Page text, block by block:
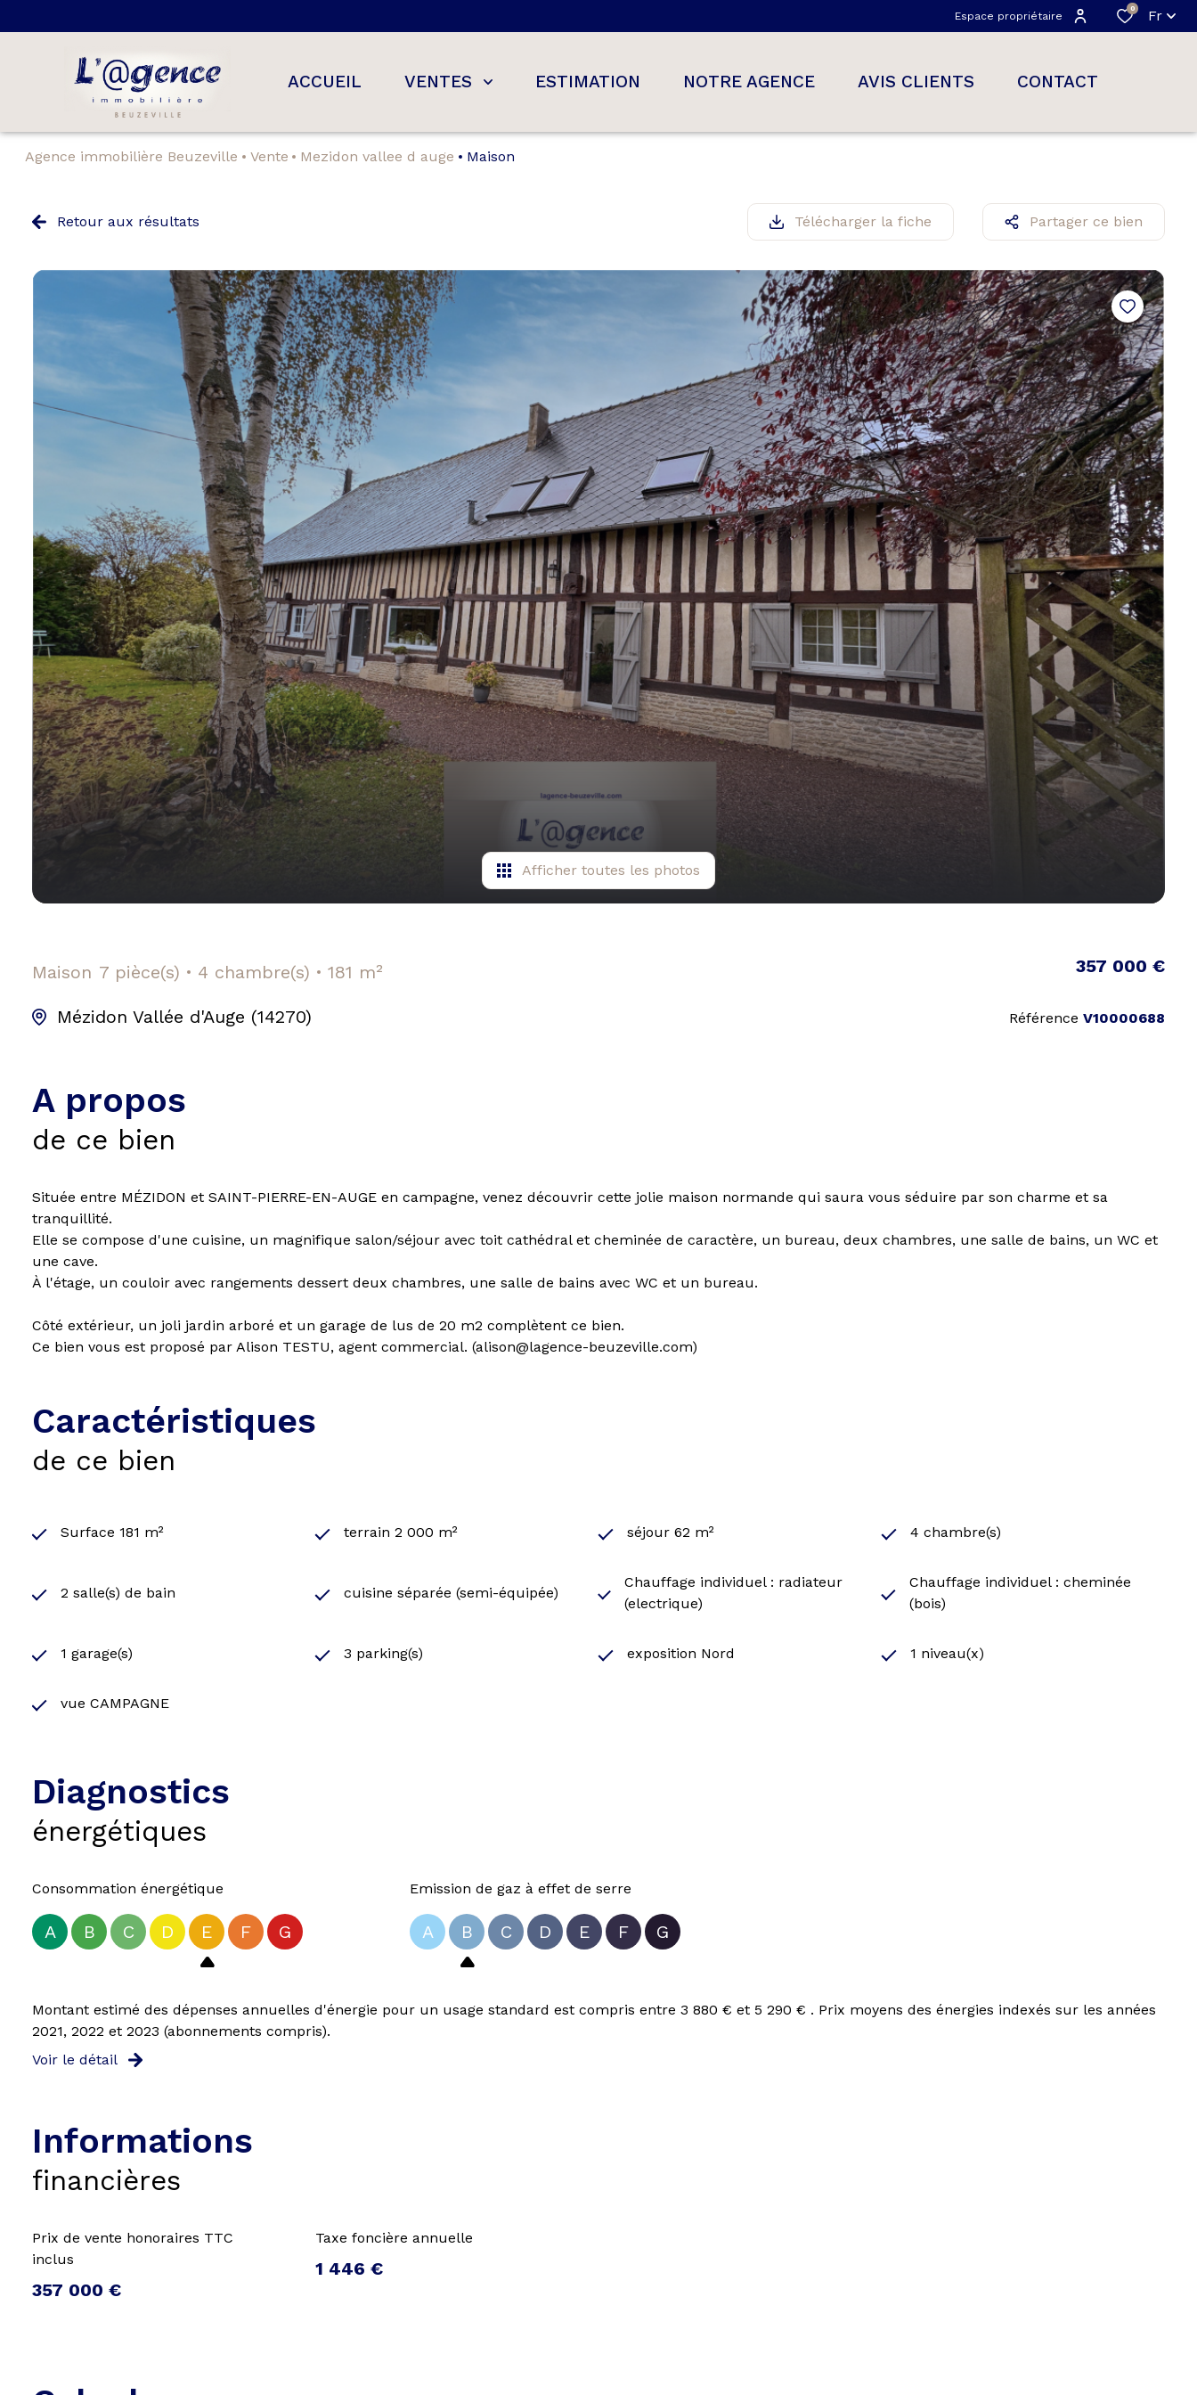
Espace propriétaire
0 Fr
ACCUEIL VENTES ESTIMATION NOTRE AGENCE AVIS CLIENTS CONTACT
Agence immobilière Beuzeville Vente Mezidon vallee d auge Maison
Retour aux résultats Télécharger la fiche Partager ce bien
Afficher toutes les photos
Maison 7 pièce(s) 4 chambre(s) 181 m²
Mézidon Vallée d'Auge (14270)
357 000 €
Référence V10000688
A propos
de ce bien
Située entre MÉZIDON et SAINT-PIERRE-EN-AUGE en campagne, venez découvrir cette jolie maison normande qui saura vous séduire par son charme et sa
tranquillité.
Elle se compose d'une cuisine, un magnifique salon/séjour avec toit cathédral et cheminée de caractère, un bureau, deux chambres, une salle de bains, un WC et
une cave.
À l'étage, un couloir avec rangements dessert deux chambres, une salle de bains avec WC et un bureau.
Côté extérieur, un joli jardin arboré et un garage de lus de 20 m2 complètent ce bien.
Ce bien vous est proposé par Alison TESTU, agent commercial. (alison@lagence-beuzeville.com)
Caractéristiques
de ce bien
Surface 181 m² terrain 2 000 m² séjour 62 m² 4 chambre(s)
2 salle(s) de bain cuisine séparée (semi-équipée)
Chauffage individuel : radiateur
(electrique)
Chauffage individuel : cheminée
(bois)
1 garage(s) 3 parking(s) exposition Nord 1 niveau(x)
vue CAMPAGNE
Diagnostics
énergétiques
Consommation énergétique
A B C D E F G
Emission de gaz à effet de serre
A B C D E F G
Montant estimé des dépenses annuelles d'énergie pour un usage standard est compris entre 3 880 € et 5 290 € . Prix moyens des énergies indexés sur les années
2021, 2022 et 2023 (abonnements compris).
Voir le détail
Informations
financières
Prix de vente honoraires TTC
inclus
357 000 €
Taxe foncière annuelle
1 446 €